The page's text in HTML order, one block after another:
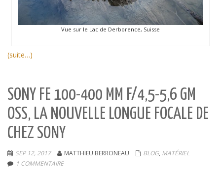
Vue sur le Lac de Derborence, Suisse
(suite…)
SONY FE 100-400 MM F/4,5-5,6 GM
OSS, LA NOUVELLE LONGUE FOCALE DE
CHEZ SONY
SEP 12, 2017 MATTHIEU BERRONEAU BLOG, MATÉRIEL
1 COMMENTAIRE